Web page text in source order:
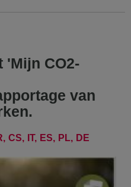
'Mijn CO2-
van
CS IT ES PL DE